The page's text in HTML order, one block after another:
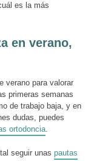
es la más
en verano,
verano para valorar
primeras semanas
de trabajo baja, y en
dudas, puedes
ortodoncia
seguir unas pautas